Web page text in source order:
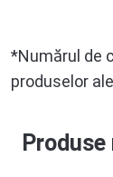
*Numărul de
produselor